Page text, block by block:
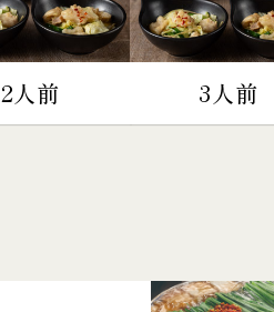
2人前 3人前